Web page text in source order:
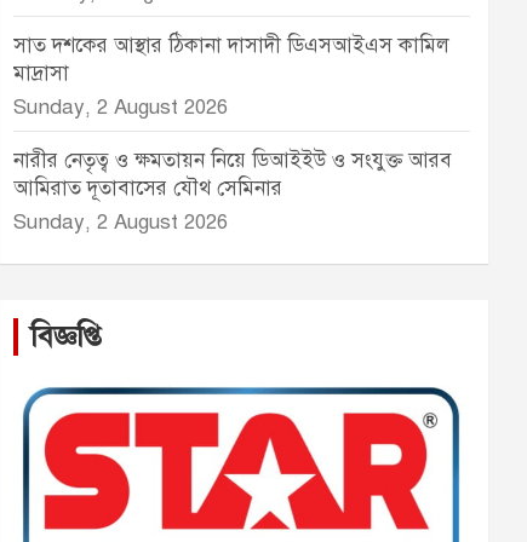
সাত দশকের আস্থার ঠিকানা দাসাদী ডিএসআইএস কামিল
মাদ্রাসা
Sunday, 2 August 2026
নারীর নেতৃত্ব ও ক্ষমতায়ন নিয়ে ডিআইইউ ও সংযুক্ত আরব
আমিরাত দূতাবাসের যৌথ সেমিনার
Sunday, 2 August 2026
বিজ্ঞপ্তি